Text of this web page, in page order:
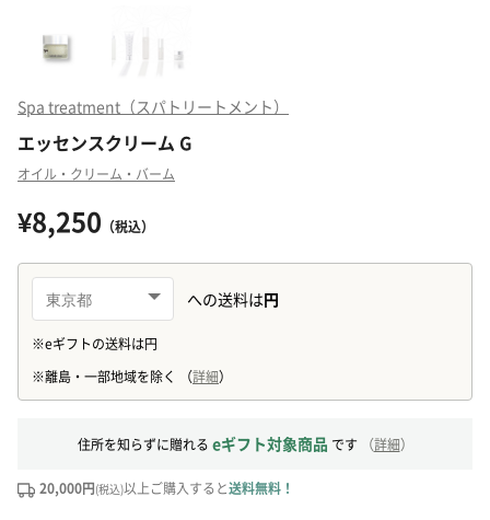
Spa treatment（スパトリートメント）
エッセンスクリーム G
オイル・クリーム・バーム
¥8,250 （税込）
住所を知らずに贈れる eギフト対象商品 です （詳細）
20,000円(税込)以上ご購入すると送料無料！